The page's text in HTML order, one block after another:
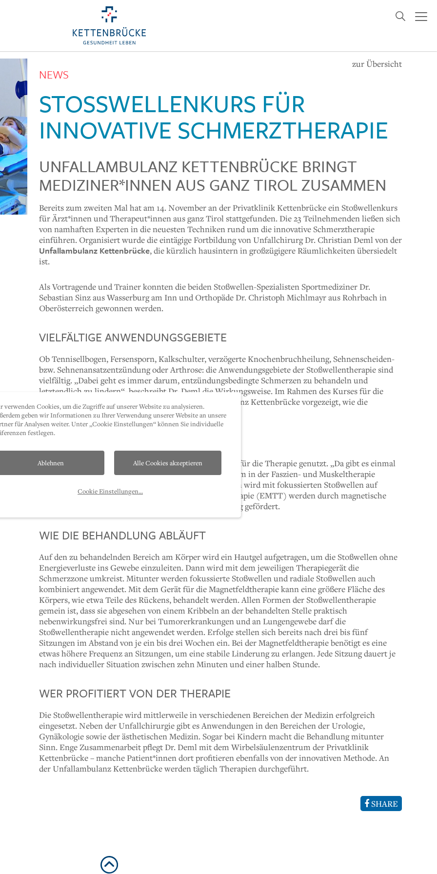
zur Übersicht
NEWS
STOSSWELLENKURS FÜR I
NNOVATIVE SCHMERZTHERAPIE
UNFALLAMBULANZ KETTENBRÜCKE BRINGT
MEDIZINER*INNEN AUS GANZ TIROL ZUSAMMEN
Bereits zum zweiten Mal hat am 14. November an der Privatklinik Kettenbrücke ein Stoßwellenkurs
für Ärzt*innen und Therapeut*innen aus ganz Tirol stattgefunden. Die 23 Teilnehmenden ließen sich
von namhaften Experten in die neuesten Techniken rund um die innovative Schmerztherapie
einführen. Organisiert wurde die eintägige Fortbildung von Unfallchirurg Dr. Christian Deml von der
Unfallambulanz Kettenbrücke, die kürzlich hausintern in großzügigere Räumlichkeiten übersiedelt
ist.
Als Vortragende und Trainer konnten die beiden Stoßwellen-Spezialisten Sportmediziner Dr.
Sebastian Sinz aus Wasserburg am Inn und Orthopäde Dr. Christoph Michlmayr aus Rohrbach in
Oberösterreich gewonnen werden.
VIELFÄLTIGE ANWENDUNGSGEBIETE
Ob Tennisellbogen, Fersensporn, Kalkschulter, verzögerte Knochenbruchheilung, Sehnenscheiden-
bzw. Sehnenansatzentzündung oder Arthrose: die Anwendungsgebiete der Stoßwellentherapie sind
vielfältig. „Dabei geht es immer darum, entzündungsbedingte Schmerzen zu behandeln und
letztendlich zu lindern“, beschreibt Dr. Deml die Wirkungsweise. Im Rahmen des Kurses für die
Expert*innen wurde an Patient*innen der Unfallambulanz Kettenbrücke vorgezeigt, wie die
jeweiligen Behandlungsmethoden funktionieren.
DREI THERAPIEFORMEN
Zwei Arten von Stoßwellen sowie Magnetfelder werden für die Therapie genutzt. „Da gibt es einmal
die radialen Stoßwellen, die pulsierend sind und vor allem in der Faszien- und Muskeltherapie
eingesetzt werden“, erklärt Spezialist Dr. Deml. Daneben wird mit fokussierten Stoßwellen auf
Entzündungspunkte eingewirkt. Bei der Magnetfeldtherapie (EMTT) werden durch magnetische
Schwingungen Körperzellen aktiviert und damit Heilung gefördert.
WIE DIE BEHANDLUNG ABLÄUFT
Auf den zu behandelnden Bereich am Körper wird ein Hautgel aufgetragen, um die Stoßwellen ohne
Energieverluste ins Gewebe einzuleiten. Dann wird mit dem jeweiligen Therapiegerät die
Schmerzzone umkreist. Mitunter werden fokussierte Stoßwellen und radiale Stoßwellen auch
kombiniert angewendet. Mit dem Gerät für die Magnetfeldtherapie kann eine größere Fläche des
Körpers, wie etwa Teile des Rückens, behandelt werden. Allen Formen der Stoßwellentherapie
gemein ist, dass sie abgesehen von einem Kribbeln an der behandelten Stelle praktisch
nebenwirkungsfrei sind. Nur bei Tumorerkrankungen und an Lungengewebe darf die
Stoßwellentherapie nicht angewendet werden. Erfolge stellen sich bereits nach drei bis fünf
Sitzungen im Abstand von je ein bis drei Wochen ein. Bei der Magnetfeldtherapie benötigt es eine
etwas höhere Frequenz an Sitzungen, um eine stabile Linderung zu erlangen. Jede Sitzung dauert je
nach individueller Situation zwischen zehn Minuten und einer halben Stunde.
WER PROFITIERT VON DER THERAPIE
Die Stoßwellentherapie wird mittlerweile in verschiedenen Bereichen der Medizin erfolgreich
eingesetzt. Neben der Unfallchirurgie gibt es Anwendungen in den Bereichen der Urologie,
Gynäkologie sowie der ästhetischen Medizin. Sogar bei Kindern macht die Behandlung mitunter
Sinn. Enge Zusammenarbeit pflegt Dr. Deml mit dem Wirbelsäulenzentrum der Privatklinik
Kettenbrücke – manche Patient*innen dort profitieren ebenfalls von der innovativen Methode. An
der Unfallambulanz Kettenbrücke werden täglich Therapien durchgeführt.
SHARE
verwenden Cookies, um die Zugriffe auf unserer Website zu analysieren.
geben wir Informationen zu Ihrer Verwendung unserer Website an unsere
für Analysen weiter. Unter „Cookie Einstellungen“ können Sie individuelle
festlegen.
Cookie Einstellungen...
Ablehnen Alle Cookies akzeptieren